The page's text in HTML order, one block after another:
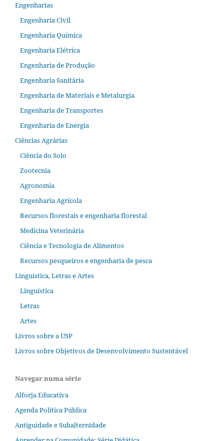
Engenharias
Engenharia Civil
Engenharia Química
Engenharia Elétrica
Engenharia de Produção
Engenharia Sanitária
Engenharia de Materiais e Metalurgia
Engenharia de Transportes
Engenharia de Energia
Ciências Agrárias
Ciência do Solo
Zootecnia
Agronomia
Engenharia Agrícola
Recursos florestais e engenharia florestal
Medicina Veterinária
Ciência e Tecnologia de Alimentos
Recursos pesqueiros e engenharia de pesca
Linguística, Letras e Artes
Linguística
Letras
Artes
Livros sobre a USP
Livros sobre Objetivos de Desenvolvimento Sustentável
Navegar numa série
Alforja Educativa
Agenda Política Pública
Antiguidade e Subalternidade